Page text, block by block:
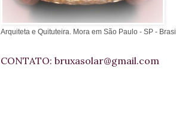
Arquiteta e Quituteira. Mora em São Paulo - SP - Brasil
CONTATO: bruxasolar@gmail.com